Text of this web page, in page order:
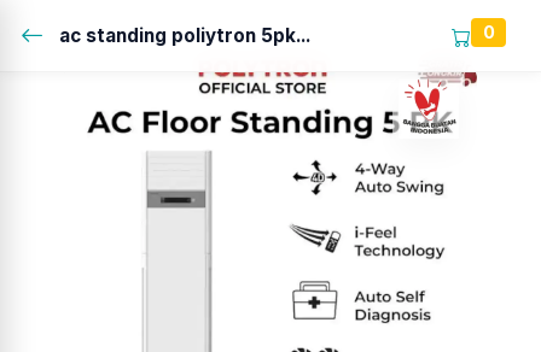
ac standing poliytron 5pk... 0